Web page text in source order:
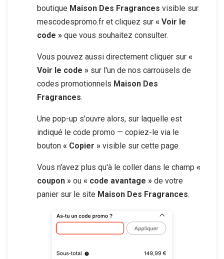
boutique Maison Des Fragrances visible sur
mescodespromo.fr et cliquez sur « Voir le
code » que vous souhaitez consulter.
Vous pouvez aussi directement cliquer sur «
Voir le code » sur l'un de nos carrousels de
codes promotionnels Maison Des
Fragrances.
Une pop-up s'ouvre alors, sur laquelle est
indiqué le code promo — copiez-le via le
bouton « Copier » visible sur cette page.
Vous n'avez plus qu'à le coller dans le champ «
coupon » ou « code avantage » de votre
panier sur le site Maison Des Fragrances.